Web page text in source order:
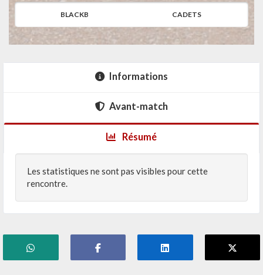
BLACKB CADETS
Informations
Avant-match
Résumé
Les statistiques ne sont pas visibles pour cette
rencontre.